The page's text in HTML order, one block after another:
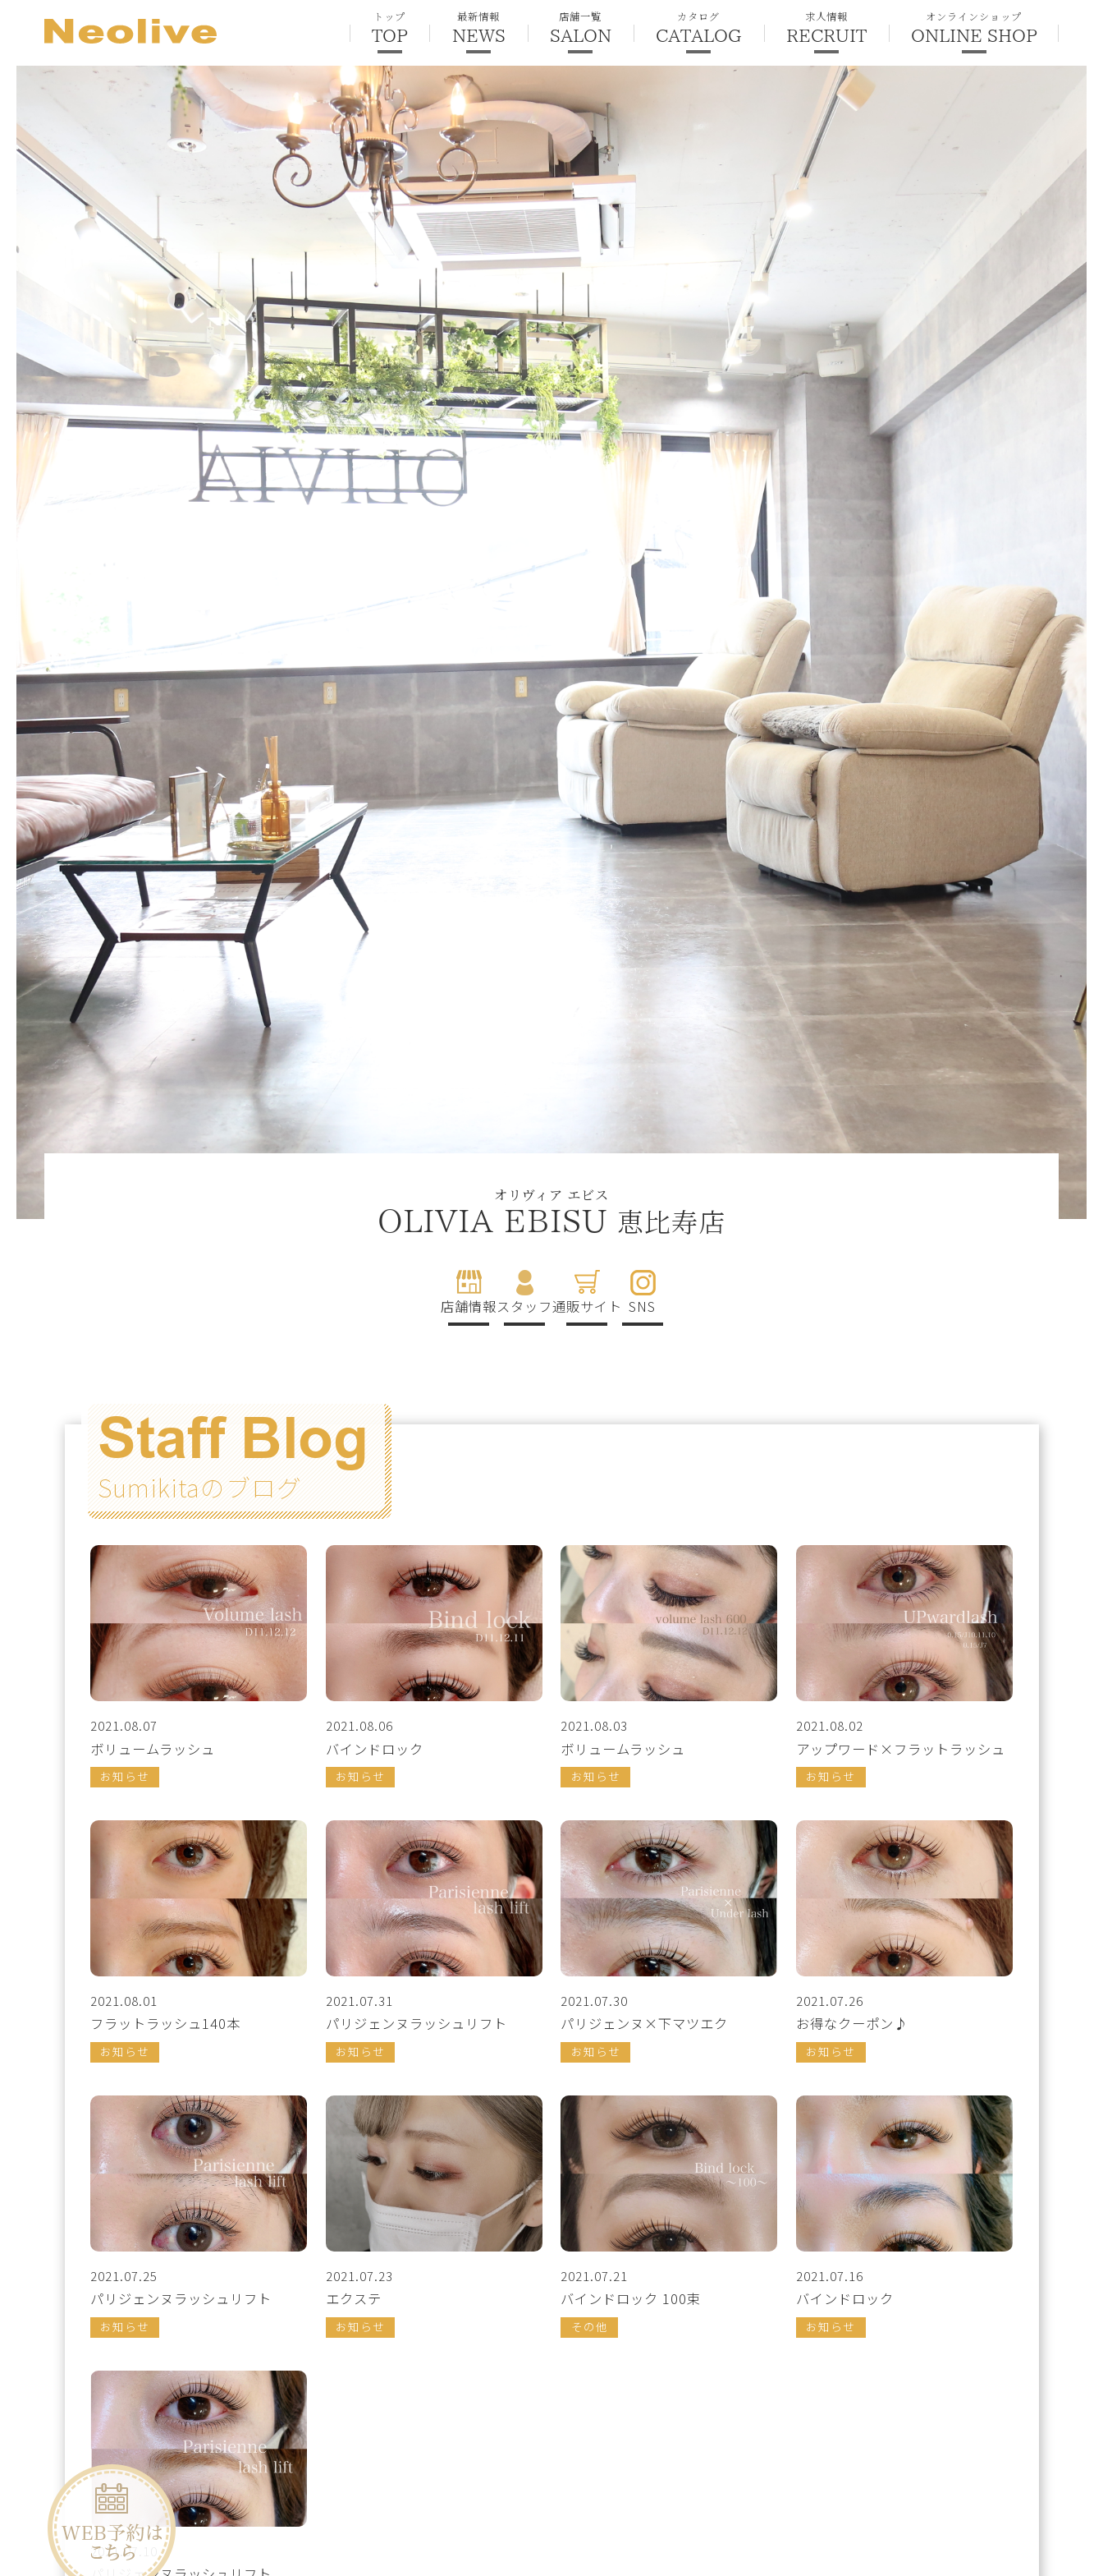
トップ
TOP
最新情報
NEWS
店舗一覧
SALON
カタログ
CATALOG
求人情報
RECRUIT
オンラインショップ
ONLINE SHOP
オリヴィア エビス
OLIVIA EBISU 恵比寿店
店舗情報スタッフ通販サイト SNS
Staff Blog
Sumikitaのブログ
2021.08.07
ボリュームラッシュ
お知らせ
2021.08.06
バインドロック
お知らせ
2021.08.03
ボリュームラッシュ
お知らせ
2021.08.02
アップワード×フラットラッシュ
お知らせ
2021.08.01
フラットラッシュ140本
お知らせ
2021.07.31
パリジェンヌラッシュリフト
お知らせ
2021.07.30
パリジェンヌ×下マツエク
お知らせ
2021.07.26
お得なクーポン♪
お知らせ
2021.07.25
パリジェンヌラッシュリフト
お知らせ
2021.07.23
エクステ
お知らせ
2021.07.21
バインドロック 100束
その他
2021.07.16
バインドロック
お知らせ
2021.07.10